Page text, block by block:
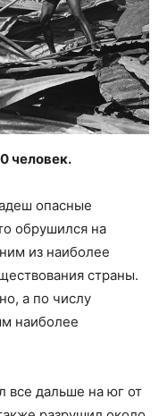
человек.
опасные
обрушился на
из наиболее
страны.
а по числу
наиболее
все дальше на юг от